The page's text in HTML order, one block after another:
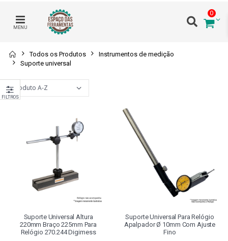
MENU
0
Todos os Produtos
Instrumentos de medição
Suporte universal
Suporte Universal Altura
220mm Braço 225mm Para
Relógio 270.244 Digimess
Suporte Universal Para Relógio
Apalpador Ø 10mm Com Ajuste
Fino
FILTROS